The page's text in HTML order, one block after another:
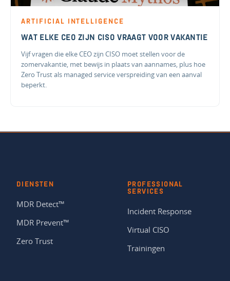
ARTIFICIAL INTELLIGENCE
WAT ELKE CEO ZIJN CISO VRAAGT VOOR VAKANTIE
Vijf vragen die elke CEO zijn CISO moet stellen voor de
zomervakantie, met bewijs in plaats van aannames, plus hoe
Zero Trust als managed service verspreiding van een aanval
beperkt.
DIENSTEN
MDR Detect™
MDR Prevent™
Zero Trust
PROFESSIONAL
SERVICES
Incident Response
Virtual CISO
Trainingen